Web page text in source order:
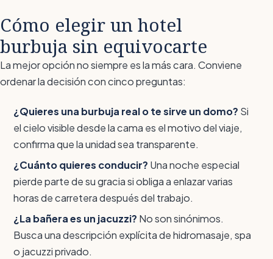
Cómo elegir un hotel
burbuja sin equivocarte
La mejor opción no siempre es la más cara. Conviene
ordenar la decisión con cinco preguntas:
¿Quieres una burbuja real o te sirve un domo? Si
el cielo visible desde la cama es el motivo del viaje,
confirma que la unidad sea transparente.
¿Cuánto quieres conducir? Una noche especial
pierde parte de su gracia si obliga a enlazar varias
horas de carretera después del trabajo.
¿La bañera es un jacuzzi? No son sinónimos.
Busca una descripción explícita de hidromasaje, spa
o jacuzzi privado.